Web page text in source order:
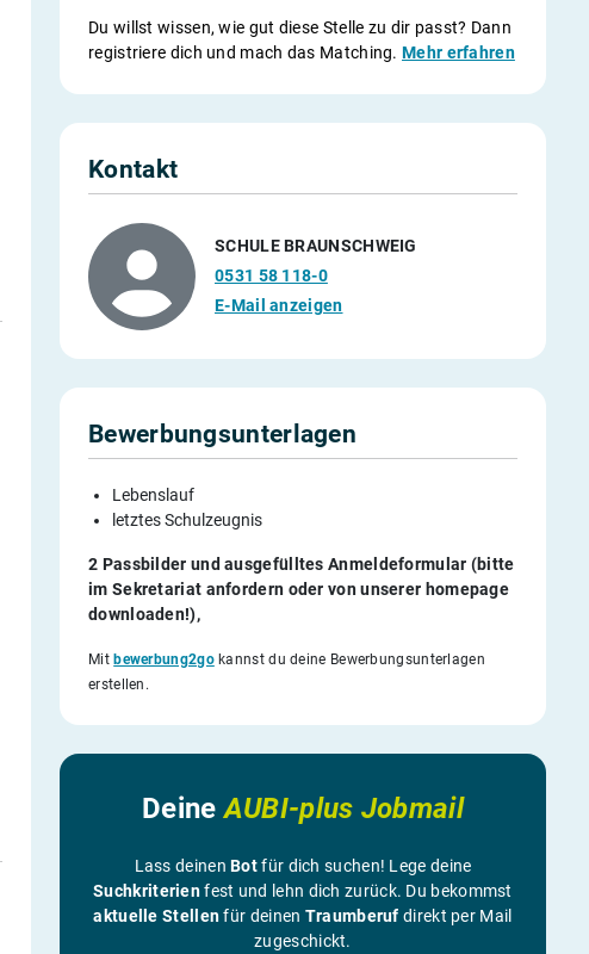
Du willst wissen, wie gut diese Stelle zu dir passt? Dann
registriere dich und mach das Matching.Mehr erfahren
Kontakt
SCHULE BRAUNSCHWEIG
0531 58 118-0
E-Mail anzeigen
Bewerbungsunterlagen
Lebenslauf
letztes Schulzeugnis
2 Passbilder und ausgefülltes Anmeldeformular (bitte
im Sekretariat anfordern oder von unserer homepage
downloaden!),
Mitbewerbung2gokannst du deine Bewerbungsunterlagen
erstellen.
DeineAUBI-plus Jobmail
Lass deinenBotfür dich suchen! Lege deine
Suchkriterienfest und lehn dich zurück. Du bekommst
aktuelle Stellenfür deinen Traumberuf direkt per Mail
zugeschickt.